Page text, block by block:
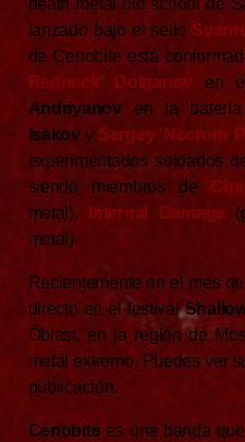
death metal old school de
lanzado bajo el sello
de Cenobite está
Redneck’ Dolganov en
Andriyanoven la batería
Isakovy Sergey ‘Necrom’
experimentados soldados
siendo miembros de
metal),
Internal Damage
metal).
Recientemente en el mes
directo en el festival
Óblast, en la región de
metal extremo. Puedes ver
publicación.
Cenobitees una banda